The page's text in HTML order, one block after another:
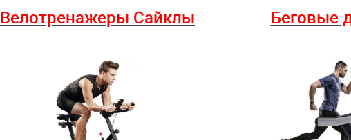
Велотренажеры Сайклы Беговые